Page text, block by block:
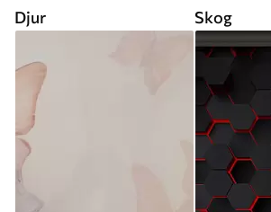
Djur Skog